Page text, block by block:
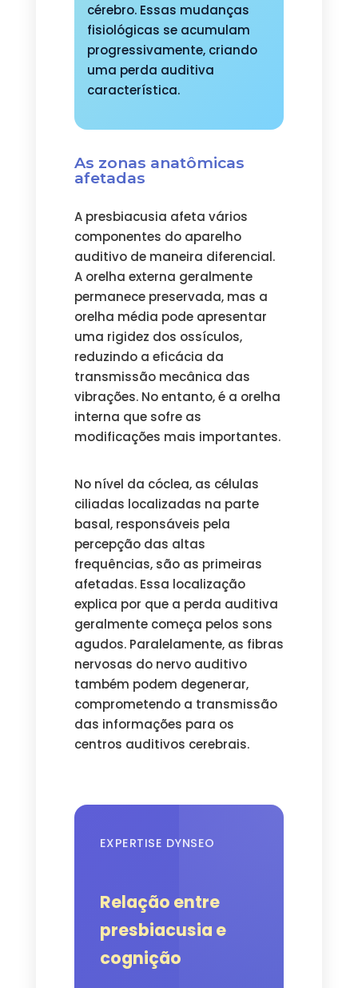
cérebro. Essas mudanças
fisiológicas se acumulam
progressivamente, criando
uma perda auditiva
característica.
As zonas anatômicas
afetadas
A presbiacusia afeta vários
componentes do aparelho
auditivo de maneira diferencial.
A orelha externa geralmente
permanece preservada, mas a
orelha média pode apresentar
uma rigidez dos ossículos,
reduzindo a eficácia da
transmissão mecânica das
vibrações. No entanto, é a orelha
interna que sofre as
modificações mais importantes.
No nível da cóclea, as células
ciliadas localizadas na parte
basal, responsáveis pela
percepção das altas
frequências, são as primeiras
afetadas. Essa localização
explica por que a perda auditiva
geralmente começa pelos sons
agudos. Paralelamente, as fibras
nervosas do nervo auditivo
também podem degenerar,
comprometendo a transmissão
das informações para os
centros auditivos cerebrais.
EXPERTISE DYNSEO
Relação entre
presbiacusia e
cognição